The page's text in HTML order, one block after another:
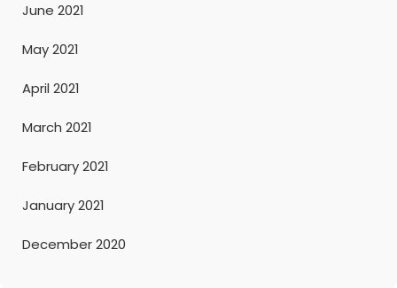
June 2021
May 2021
April 2021
March 2021
February 2021
January 2021
December 2020